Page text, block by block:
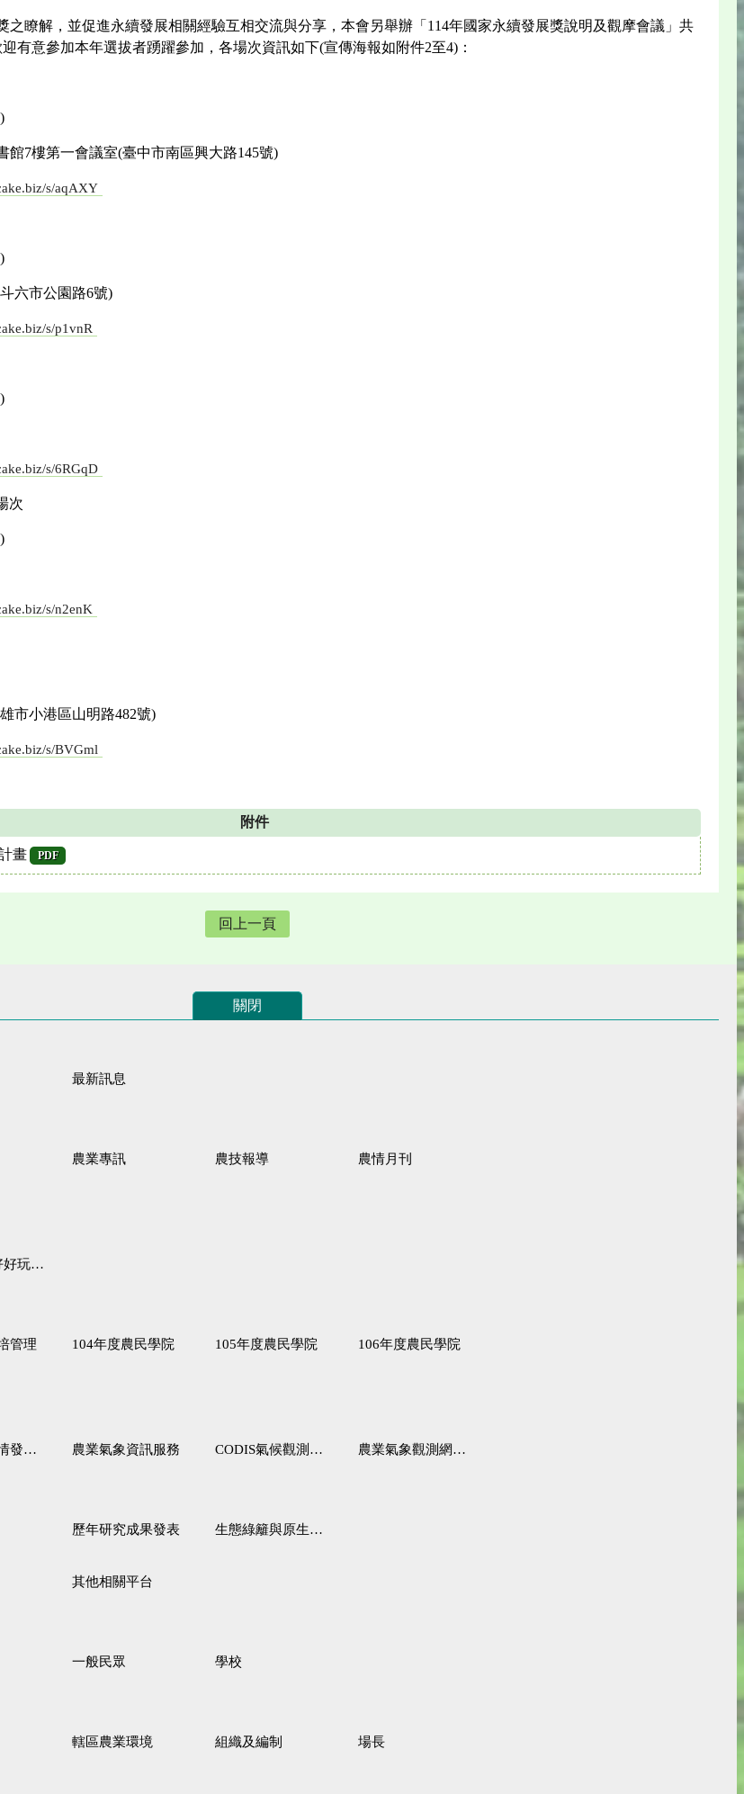
之瞭解，並促進永續發展相關經驗互相交流與分享，本會另舉辦「114年國家永續發展獎說明及觀摩會議」共
有意參加本年選拔者踴躍參加，各場次資訊如下(宣傳海報如附件2至4)：
館7樓第一會議室(臺中市南區興大路145號)
s/aqAXY
六市公園路6號)
s/p1vnR
s/6RGqD
次
s/n2enK
市小港區山明路482號)
s/BVGml
附件
畫 PDF
回上一頁
關閉
最新訊息
農業專訊 農技報導 農情月刊
四條遊程推薦
管理 104年度農民學院 105年度農民學院 106年度農民學院
預測 農業氣象資訊服務 CODIS氣候觀測資料查詢服務 農業氣象觀測網監測系統
歷年研究成果發表 生態綠籬與原生野花植生毯
其他相關平台
一般民眾 學校
轄區農業環境 組織及編制 場長